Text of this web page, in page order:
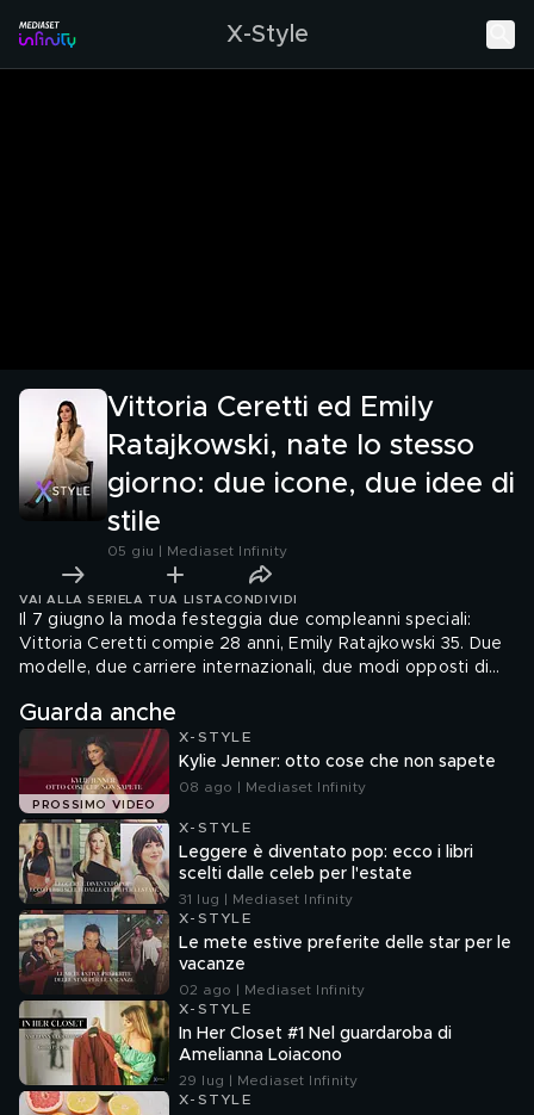
X-Style
Vittoria Ceretti ed Emily
Ratajkowski, nate lo stesso
giorno: due icone, due idee di
stile
05 giu | Mediaset Infinity
VAI ALLA SERIE LA TUA LISTA CONDIVIDI
Il 7 giugno la moda festeggia due compleanni speciali:
Vittoria Ceretti compie 28 anni, Emily Ratajkowski 35. Due
modelle, due carriere internazionali, due modi opposti di
delle passerelle e del lusso silenzioso, Ratajkowski la
celebrity che ha trasformato corpo, immagine e social in
potere culturale.
Guarda anche
PROSSIMO VIDEO
X-STYLE
Kylie Jenner: otto cose che non sapete
08 ago | Mediaset Infinity
X-STYLE
Leggere è diventato pop: ecco i libri
scelti dalle celeb per l'estate
31 lug | Mediaset Infinity
X-STYLE
Le mete estive preferite delle star per le
vacanze
02 ago | Mediaset Infinity
X-STYLE
In Her Closet #1 Nel guardaroba di
Amelianna Loiacono
29 lug | Mediaset Infinity
X-STYLE